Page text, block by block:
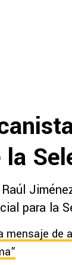
la
para la
mensaje de